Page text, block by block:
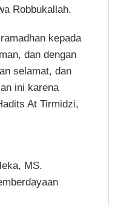
Robbukallah.
kepada
dan dengan
selamat, dan
ini karena
At Tirmidzi,
MS.